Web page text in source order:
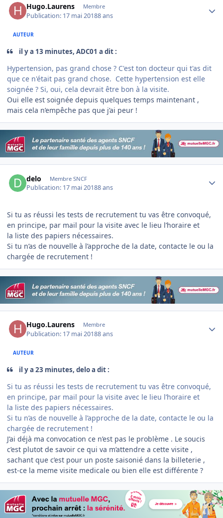
Hugo.Laurens Membre
Publication: 17 mai 20188 ans
AUTEUR
il y a 13 minutes, ADC01 a dit :
Hypertension, pas grand chose ? C'est ton docteur qui t'as dit
que ce n'était pas grand chose. Cette hypertension est elle
soignée ? Si, oui, cela devrait être bon à la visite.
Oui elle est soignée depuis quelques temps maintenant ,
mais cela n’empêche pas que j’ai peur !
delo Membre SNCF
Publication: 17 mai 20188 ans
Si tu as réussi les tests de recrutement tu vas être convoqué,
en principe, par mail pour la visite avec le lieu l’horaire et
la liste des papiers nécessaires.
Si tu n’as de nouvelle à l’approche de la date, contacte le ou la
chargée de recrutement !
Hugo.Laurens Membre
Publication: 17 mai 20188 ans
AUTEUR
il y a 23 minutes, delo a dit :
Si tu as réussi les tests de recrutement tu vas être convoqué,
en principe, par mail pour la visite avec le lieu l’horaire et
la liste des papiers nécessaires.
Si tu n’as de nouvelle à l’approche de la date, contacte le ou la
chargée de recrutement !
J’ai déjà ma convocation ce n’est pas le problème . Le soucis
c’est plutot de savoir ce qui va m’attendre a cette visite ,
sachant que c’est pour un poste saisonié dans la billeterie ,
est-ce la meme visite medicale ou bien elle est différente ?